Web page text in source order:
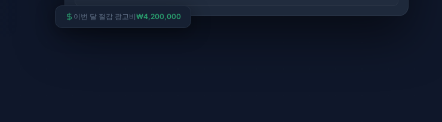
이번 달 절감 광고비₩4,200,000